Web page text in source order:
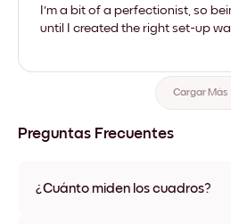
I'm a bit of a perfectionist, so
until I created the right set-up
Cargar Más
Preguntas Frecuentes
¿Cuánto miden los cuadros?